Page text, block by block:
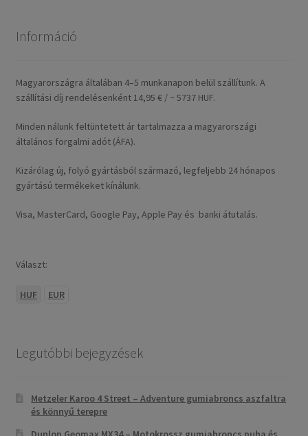
Információ
Magyarországra általában 4–5 munkanapon belül szállítunk. A
szállítási díj rendelésenként 14,95 € / ~ 5737 HUF.
Minden nálunk feltüntetett ár tartalmazza a magyarországi
általános forgalmi adót (ÁFA).
Kizárólag új, folyó gyártásból származó, legfeljebb 24 hónapos
gyártású termékeket kínálunk.
Visa, MasterCard, Google Pay, Apple Pay és banki átutalás.
Választ:
HUF EUR
Legutóbbi bejegyzések
Metzeler Karoo 4 Street – Adventure gumiabroncs aszfaltra
és könnyű terepre